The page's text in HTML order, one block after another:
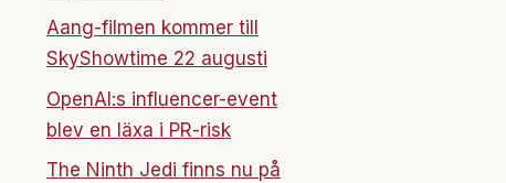
Aang-filmen kommer till
SkyShowtime 22 augusti
OpenAI:s influencer-event
blev en läxa i PR-risk
The Ninth Jedi finns nu på